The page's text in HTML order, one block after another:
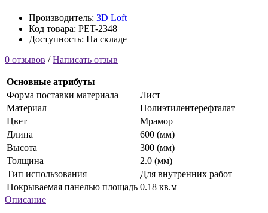
Производитель: 3D Loft
Код товара: PET-2348
Доступность: На складе
0 отзывов /Написать отзыв
Основные атрибуты
Форма поставки материала
Лист
Материал
Полиэтилентерефталат
Цвет
Мрамор
Длина
600 (мм)
Высота
300 (мм)
Толщина
2.0 (мм)
Тип использования
Для внутренних работ
Покрываемая панелью площадь 0.18 кв.м
Описание